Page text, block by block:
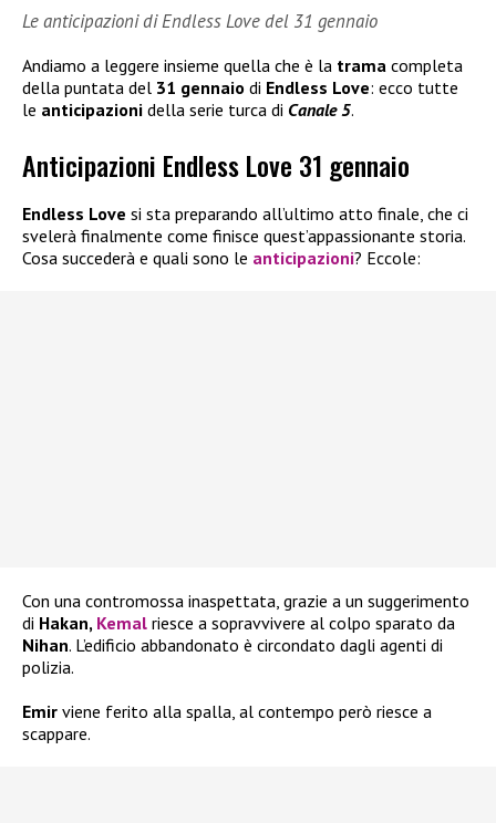
Le anticipazioni di Endless Love del 31 gennaio
Andiamo a leggere insieme quella che è la trama completa
della puntata del 31 gennaio di Endless Love: ecco tutte
le anticipazioni della serie turca di Canale 5.
Anticipazioni Endless Love 31 gennaio
Endless Love si sta preparando all’ultimo atto finale, che ci
svelerà finalmente come finisce quest’appassionante storia.
Cosa succederà e quali sono le anticipazioni? Eccole:
Con una contromossa inaspettata, grazie a un suggerimento
di Hakan, Kemal riesce a sopravvivere al colpo sparato da
Nihan. L’edificio abbandonato è circondato dagli agenti di
polizia.
Emir viene ferito alla spalla, al contempo però riesce a
scappare.